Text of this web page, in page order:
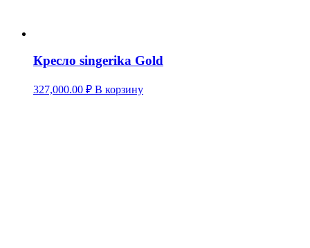
Кресло singerika Gold
327,000.00 ₽ В корзину